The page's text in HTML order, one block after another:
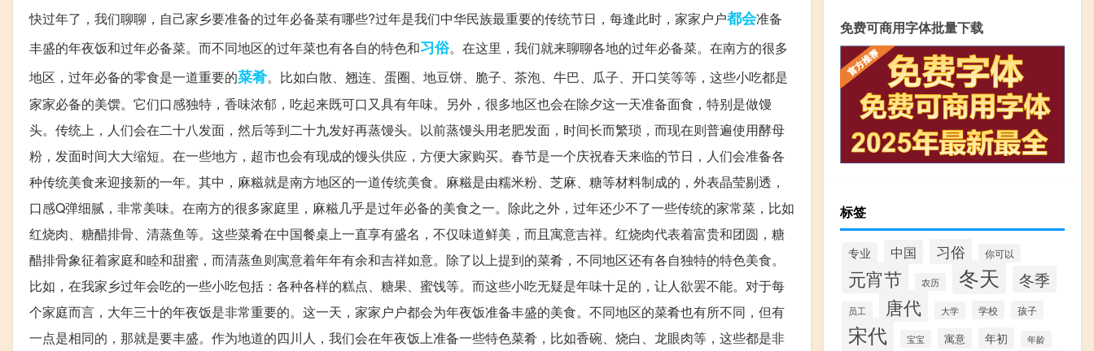
快过年了，我们聊聊，自己家乡要准备的过年必备菜有哪些?过年是我们中华民族最重要的传统节日，每逢此时，家家户户都会准备
丰盛的年夜饭和过年必备菜。而不同地区的过年菜也有各自的特色和习俗。在这里，我们就来聊聊各地的过年必备菜。在南方的很多
地区，过年必备的零食是一道重要的菜肴。比如白散、翘连、蛋圈、地豆饼、脆子、茶泡、牛巴、瓜子、开口笑等等，这些小吃都是
家家必备的美馔。它们口感独特，香味浓郁，吃起来既可口又具有年味。另外，很多地区也会在除夕这一天准备面食，特别是做馒
头。传统上，人们会在二十八发面，然后等到二十九发好再蒸馒头。以前蒸馒头用老肥发面，时间长而繁琐，而现在则普遍使用酵母
粉，发面时间大大缩短。在一些地方，超市也会有现成的馒头供应，方便大家购买。春节是一个庆祝春天来临的节日，人们会准备各
种传统美食来迎接新的一年。其中，麻糍就是南方地区的一道传统美食。麻糍是由糯米粉、芝麻、糖等材料制成的，外表晶莹剔透，
口感Q弹细腻，非常美味。在南方的很多家庭里，麻糍几乎是过年必备的美食之一。除此之外，过年还少不了一些传统的家常菜，比如
红烧肉、糖醋排骨、清蒸鱼等。这些菜肴在中国餐桌上一直享有盛名，不仅味道鲜美，而且寓意吉祥。红烧肉代表着富贵和团圆，糖
醋排骨象征着家庭和睦和甜蜜，而清蒸鱼则寓意着年年有余和吉祥如意。除了以上提到的菜肴，不同地区还有各自独特的特色美食。
比如，在我家乡过年会吃的一些小吃包括：各种各样的糕点、糖果、蜜饯等。而这些小吃无疑是年味十足的，让人欲罢不能。对于每
个家庭而言，大年三十的年夜饭是非常重要的。这一天，家家户户都会为年夜饭准备丰盛的美食。不同地区的菜肴也有所不同，但有
一点是相同的，那就是要丰盛。作为地道的四川人，我们会在年夜饭上准备一些特色菜肴，比如香碗、烧白、龙眼肉等，这些都是非
免费可商用字体批量下载
标签
专业 中国 习俗 你可以
元宵节 农历 冬天 冬季
员工 唐代 大学 学校 孩子
宋代 宝宝 寓意 年初 年龄